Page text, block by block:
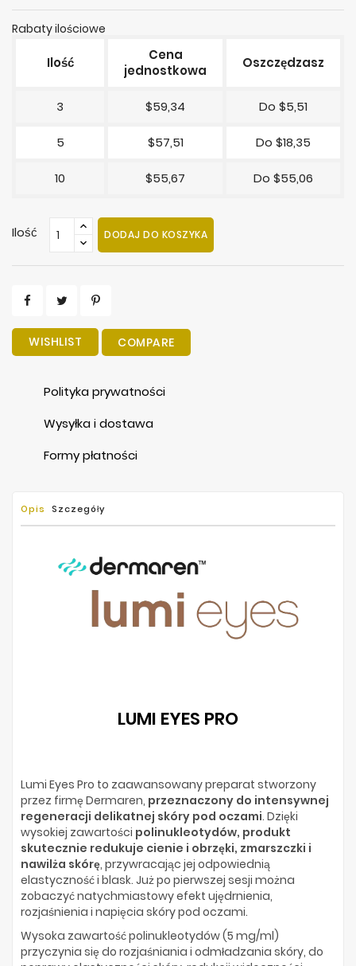
Rabaty ilościowe
Ilość
Cena
jednostkowa
Oszczędzasz
3 $59,34 Do $5,51
5 $57,51 Do $18,35
10 $55,67 Do $55,06
Ilość DODAJ DO KOSZYKA
WISHLIST COMPARE
Polityka prywatności
Wysyłka i dostawa
Formy płatności
Opis Szczegóły
LUMI EYES PRO
Lumi Eyes Pro to zaawansowany preparat stworzony
przez firmę Dermaren, przeznaczony do intensywnej
regeneracji delikatnej skóry pod oczami. Dzięki
wysokiej zawartości polinukleotydów, produkt
skutecznie redukuje cienie i obrzęki, zmarszczki i
nawilża skórę, przywracając jej odpowiednią
elastyczność i blask. Już po pierwszej sesji można
zobaczyć natychmiastowy efekt ujędrnienia,
rozjaśnienia i napięcia skóry pod oczami.
Wysoka zawartość polinukleotydów (5 mg/ml)
przyczynia się do rozjaśniania i odmładzania skóry, do